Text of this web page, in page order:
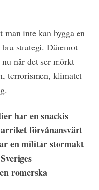
man inte kan bygga en
strategi. Däremot
när det ser mörkt
terrorismen, klimatet
har en snackis
förvånansvärt
en militär stormakt
romerska